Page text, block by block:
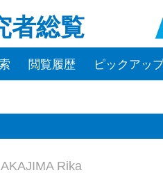
者総覧
閲覧履歴 ピックアッ
Rika